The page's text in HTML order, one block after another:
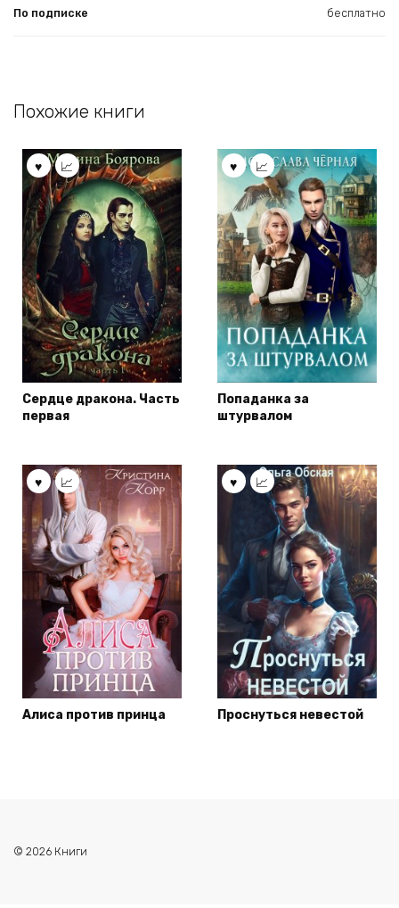
По подписке бесплатно
Похожие книги
Сердце дракона. Часть
первая
Попаданка за
штурвалом
Алиса против принца Проснуться невестой
© 2026 Книги